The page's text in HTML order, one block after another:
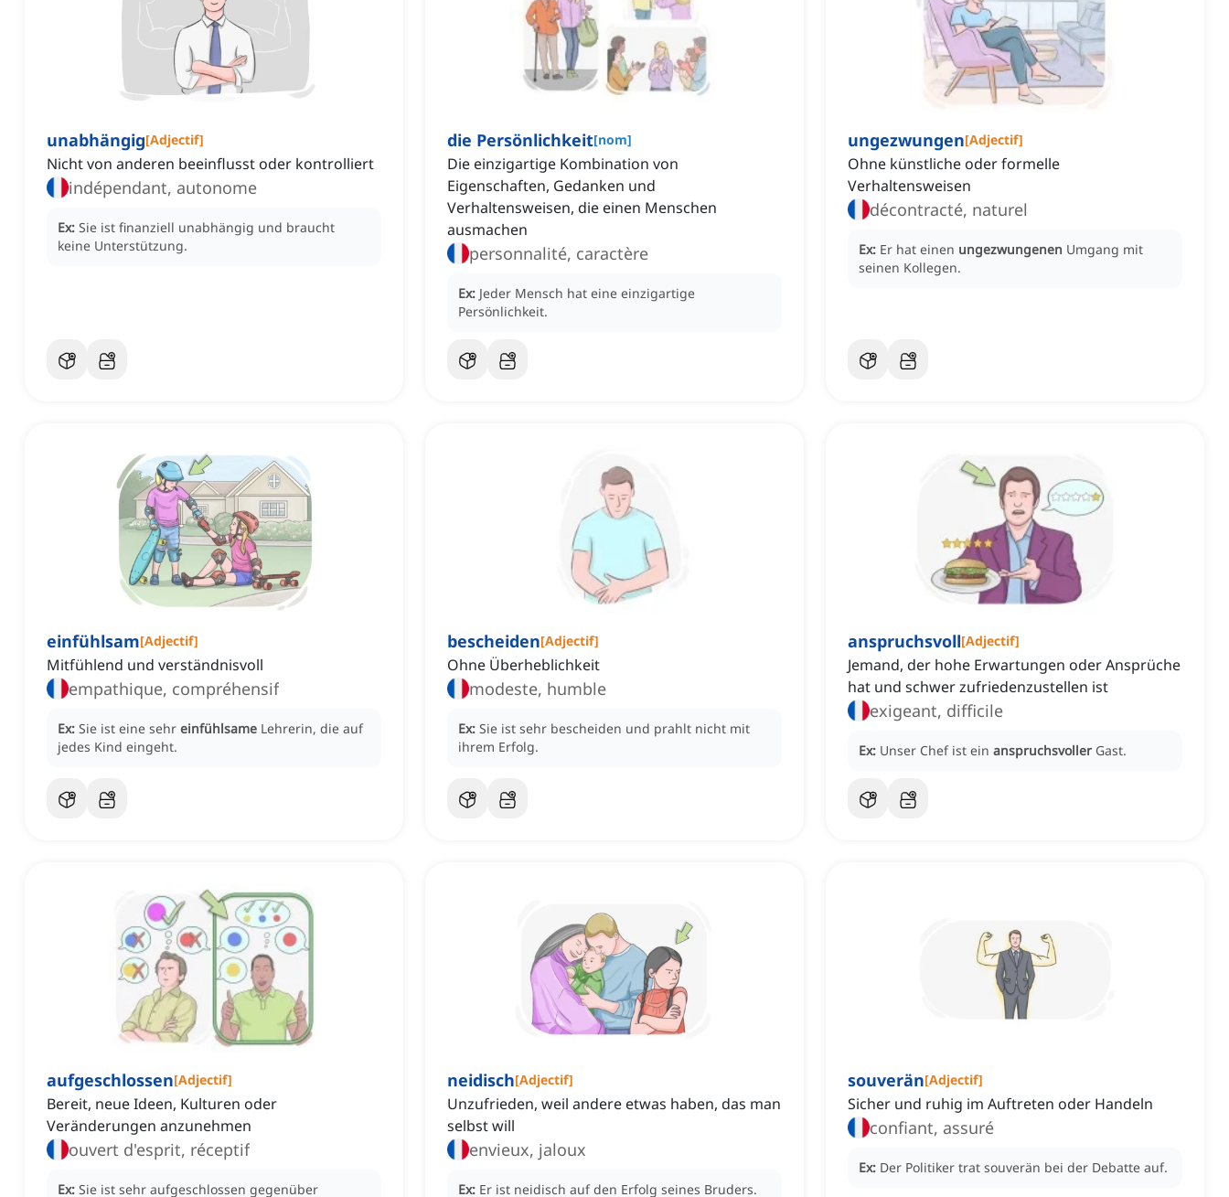
unabhängig[Adjectif]
Nicht von anderen beeinflusst oder kontrolliert
indépendant, autonome
Ex: Sie ist finanziell unabhängig und braucht
keine Unterstützung.
die Persönlichkeit[nom]
Die einzigartige Kombination von
Eigenschaften, Gedanken und
Verhaltensweisen, die einen Menschen
ausmachen
personnalité, caractère
Ex: Jeder Mensch hat eine einzigartige
Persönlichkeit.
ungezwungen[Adjectif]
Ohne künstliche oder formelle
Verhaltensweisen
décontracté, naturel
Ex: Er hat einen ungezwungenen Umgang mit
seinen Kollegen.
einfühlsam[Adjectif]
Mitfühlend und verständnisvoll
empathique, compréhensif
Ex: Sie ist eine sehr einfühlsame Lehrerin, die auf
jedes Kind eingeht.
bescheiden[Adjectif]
Ohne Überheblichkeit
modeste, humble
Ex: Sie ist sehr bescheiden und prahlt nicht mit
ihrem Erfolg.
anspruchsvoll[Adjectif]
Jemand, der hohe Erwartungen oder Ansprüche
hat und schwer zufriedenzustellen ist
exigeant, difficile
Ex: Unser Chef ist ein anspruchsvoller Gast.
aufgeschlossen[Adjectif]
Bereit, neue Ideen, Kulturen oder
Veränderungen anzunehmen
ouvert d'esprit, réceptif
Ex: Sie ist sehr aufgeschlossen gegenüber
neidisch[Adjectif]
Unzufrieden, weil andere etwas haben, das man
selbst will
envieux, jaloux
Ex: Er ist neidisch auf den Erfolg seines Bruders.
souverän[Adjectif]
Sicher und ruhig im Auftreten oder Handeln
confiant, assuré
Ex: Der Politiker trat souverän bei der Debatte auf.